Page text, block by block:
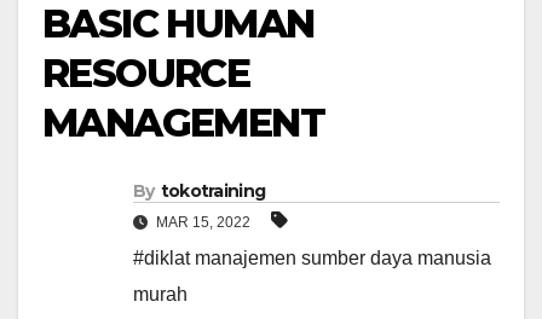
BASIC HUMAN
RESOURCE
MANAGEMENT
By tokotraining
MAR 15, 2022
#diklat manajemen sumber daya manusia
murah